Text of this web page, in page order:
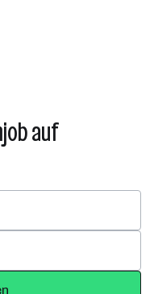
optimal auf
Tipps für
auf